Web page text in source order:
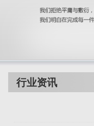
行业资讯